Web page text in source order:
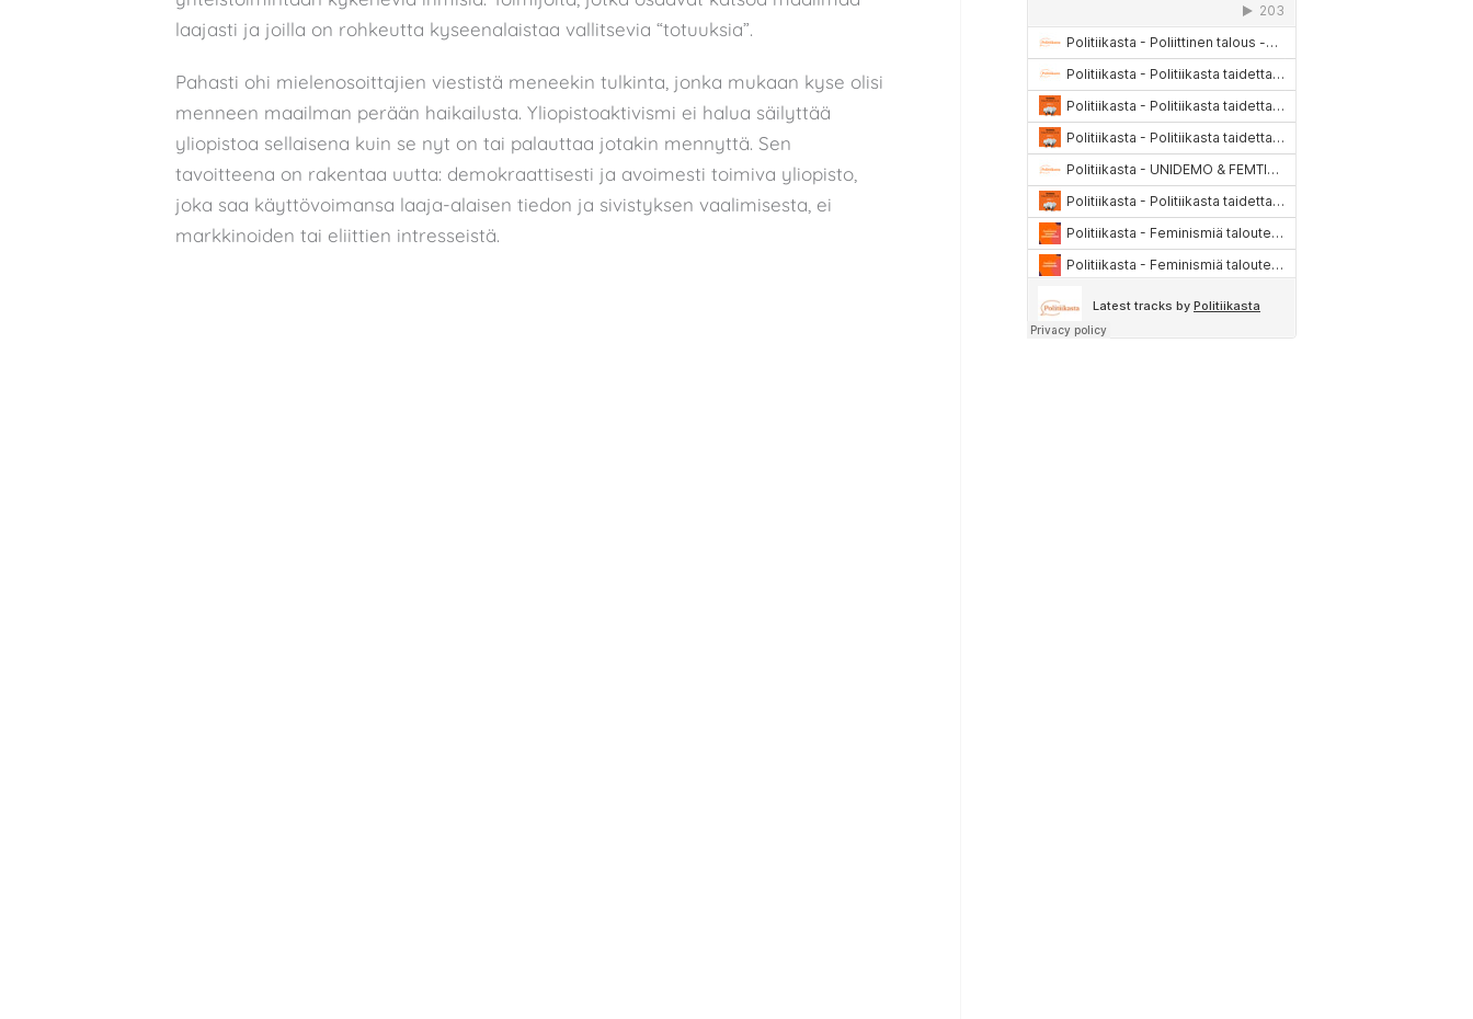
laajasti ja joilla on rohkeutta kyseenalaistaa vallitsevia “totuuksia”.
Pahasti ohi mielenosoittajien viestistä meneekin tulkinta, jonka mukaan kyse olisi
menneen maailman perään haikailusta. Yliopistoaktivismi ei halua säilyttää
yliopistoa sellaisena kuin se nyt on tai palauttaa jotakin mennyttä. Sen
tavoitteena on rakentaa uutta: demokraattisesti ja avoimesti toimiva yliopisto,
joka saa käyttövoimansa laaja-alaisen tiedon ja sivistyksen vaalimisesta, ei
markkinoiden tai eliittien intresseistä.